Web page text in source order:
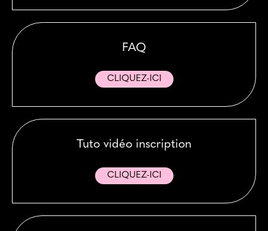
FAQ
CLIQUEZ-ICI
Tuto vidéo inscription
CLIQUEZ-ICI